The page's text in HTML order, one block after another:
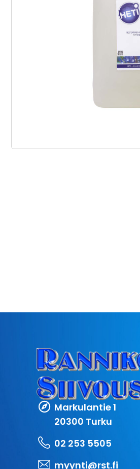
Markulantie 1
20300 Turku
02 253 5505
myynti@rst.fi